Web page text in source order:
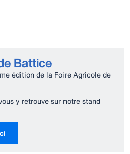
Battice
édition de la Foire Agricole de
y retrouve sur notre stand